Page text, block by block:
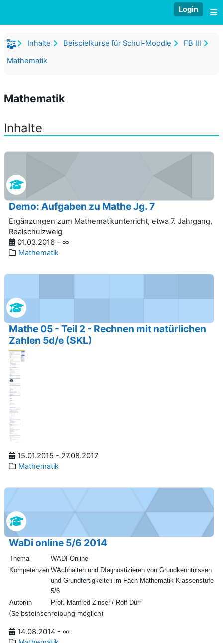
Login
Inhalte Beispielkurse für Schul-Moodle
FB III
Mathematik
Mathematik
Inhalte
Demo: Aufgaben zu Mathe Jg. 7
Ergänzungen zum Mathematikunterricht, etwa 7. Jahrgang,
Realschulzweig
01.03.2016 - ∞
Mathematik
Mathe 05 - Teil 2 - Rechnen mit natürlichen
Zahlen 5d/e (SKL)
15.01.2015 - 27.08.2017
Mathematik
WaDi online 5/6 2014
Thema
WADI-Online
Kompetenzen WAchhalten und DIagnostizieren von Grundkenntnissen
und Grundfertigkeiten im Fach Mathematik Klassenstufe
5/6
Autor/in
Prof. Manfred Zinser / Rolf Dürr
(Selbsteinschreibung möglich)
14.08.2014 - ∞